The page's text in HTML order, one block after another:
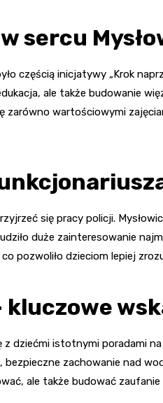
sercu
częścią inicjatywy „Krok
ale także budowanie
zarówno wartościowymi
się pracy policji.
duże zainteresowanie
pozwoliło dzieciom lepiej
kluczowe
z dziećmi istotnymi poradami
bezpieczne zachowanie nad
ale także budować